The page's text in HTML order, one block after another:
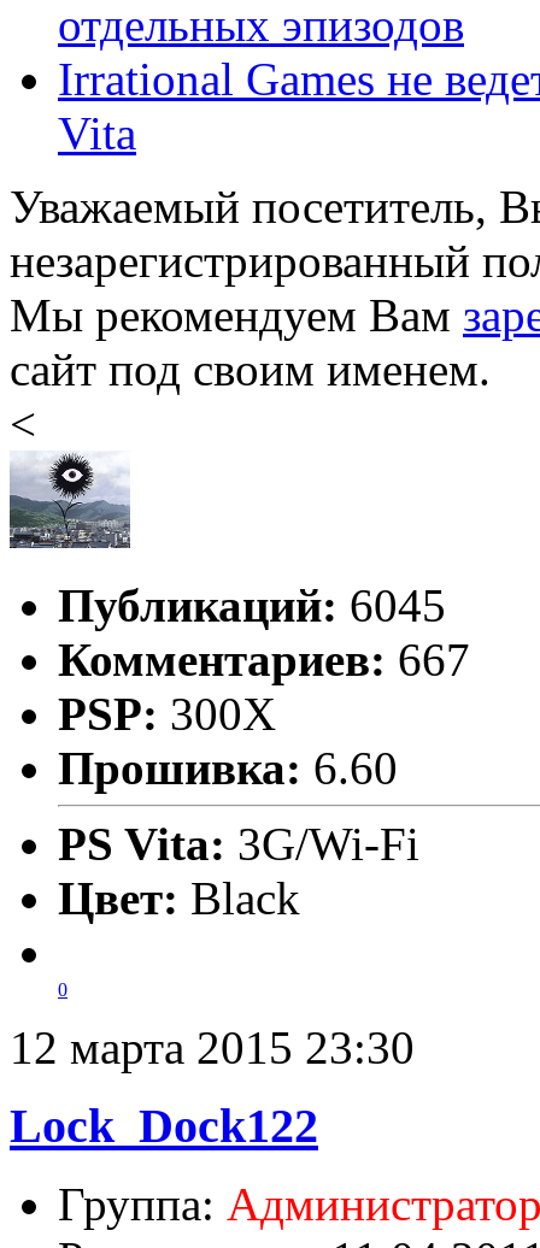
отдельных эпизодов
Irrational Games не
Vita
Уважаемый посетитель,
незарегистрированный
Мы рекомендуем Вам
сайт под своим именем.
<
Публикаций: 6045
Комментариев: 667
PSP: 300X
Прошивка: 6.60
PS Vita: 3G/Wi-Fi
Цвет: Black
0
12 марта 2015 23:30
Lock_Dock122
Группа: